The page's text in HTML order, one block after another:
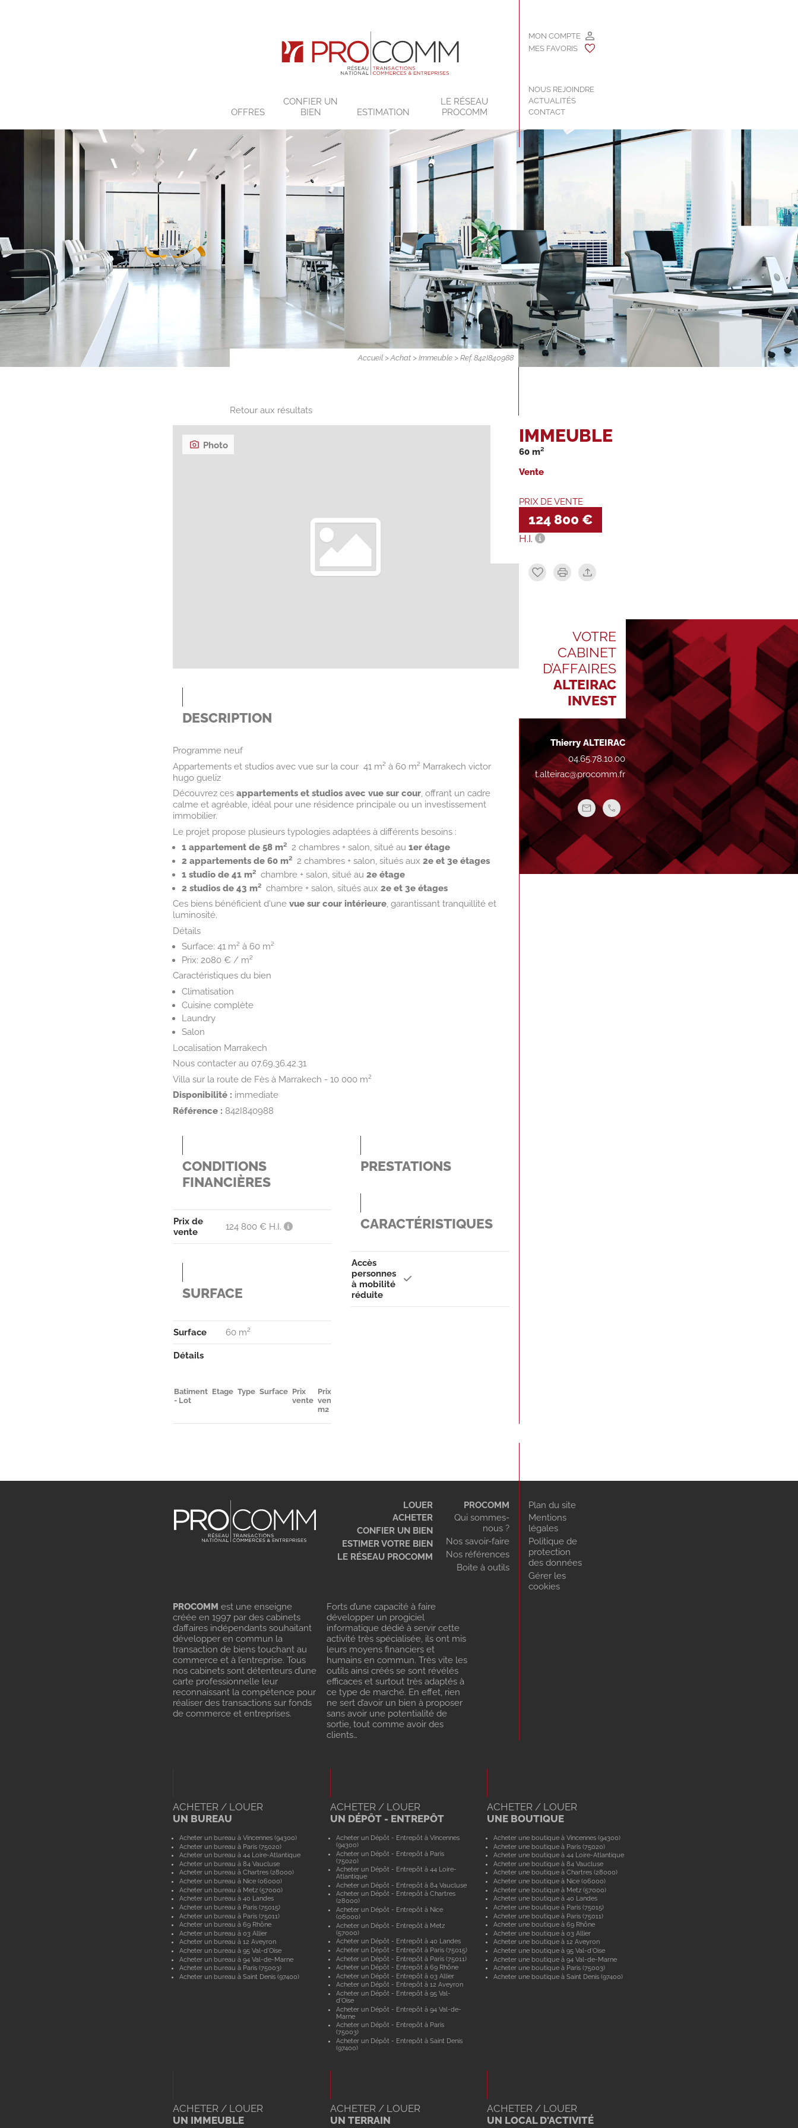
OFFRES
CONFIER UN
BIEN
ESTIMATION
LE RÉSEAU
PROCOMM
MON COMPTE
MES FAVORIS
NOUS REJOINDRE
ACTUALITÉS
CONTACT
Accueil >Achat >Immeuble > Ref. 842I840988
Retour aux résultats
Photo
DESCRIPTION
Programme neuf
Appartements et studios avec vue sur la cour  41 m² à 60 m² Marrakech victor
hugo gueliz
Découvrez cesappartements et studios avec vue sur cour, offrant un cadre
calme et agréable, idéal pour une résidence principale ou un investissement
immobilier.
Le projet propose plusieurs typologies adaptées à différents besoins :
1 appartement de 58 m²  2 chambres + salon, situé au1er étage
2 appartements de 60 m²  2 chambres + salon, situés aux2e et 3e étages
1 studio de 41 m²  chambre + salon, situé au2e étage
2 studios de 43 m²  chambre + salon, situés aux2e et 3e étages
Ces biens bénéficient d'unevue sur cour intérieure, garantissant tranquillité et
luminosité.
Détails
Surface: 41 m² à 60 m²
Prix: 2080 € / m²
Caractéristiques du bien
Climatisation
Cuisine complète
Laundry
Salon
Localisation Marrakech
Nous contacter au 07.69.36.42.31
Villa sur la route de Fès à Marrakech - 10 000 m²
Disponibilité : immediate
Référence : 842I840988
CONDITIONS
FINANCIÈRES
Prix de
vente
124 800 € H.I.
SURFACE
Surface 60 m²
Détails
Batiment
- Lot
Etage Type Surface Prix
vente
Prix
vente
m2
PRESTATIONS
CARACTÉRISTIQUES
Accès
personnes
à mobilité
réduite
IMMEUBLE
60 m²
Vente
PRIX DE VENTE
124 800 €
H.I.
VOTRE
CABINET
D’AFFAIRES
ALTEIRAC
INVEST
Thierry ALTEIRAC
04.65.78.10.00
t.alteirac@procomm.fr
LOUER
ACHETER
CONFIER UN BIEN
ESTIMER VOTRE BIEN
LE RÉSEAU PROCOMM
PROCOMM
Qui sommes-
nous ?
Nos savoir-faire
Nos références
Boite à outils
Plan du site
Mentions
légales
Politique de
protection
des données
Gérer les
cookies
PROCOMM est une enseigne
créée en 1997 par des cabinets
d’affaires indépendants souhaitant
développer en commun la
transaction de biens touchant au
commerce et à l’entreprise. Tous
nos cabinets sont détenteurs d’une
carte professionnelle leur
reconnaissant la compétence pour
réaliser des transactions sur fonds
de commerce et entreprises.
Forts d’une capacité à faire
développer un progiciel
informatique dédié à servir cette
activité très spécialisée, ils ont mis
leurs moyens financiers et
humains en commun. Très vite les
outils ainsi créés se sont révélés
efficaces et surtout très adaptés à
ce type de marché. En effet, rien
ne sert d’avoir un bien à proposer
sans avoir une potentialité de
sortie, tout comme avoir des
clients…
ACHETER / LOUER
UN BUREAU
Acheter un bureau à Vincennes (94300)
Acheter un bureau à Paris (75020)
Acheter un bureau à 44 Loire-Atlantique
Acheter un bureau à 84 Vaucluse
Acheter un bureau à Chartres (28000)
Acheter un bureau à Nice (06000)
Acheter un bureau à Metz (57000)
Acheter un bureau à 40 Landes
Acheter un bureau à Paris (75015)
Acheter un bureau à Paris (75011)
Acheter un bureau à 69 Rhône
Acheter un bureau à 03 Allier
Acheter un bureau à 12 Aveyron
Acheter un bureau à 95 Val-d'Oise
Acheter un bureau à 94 Val-de-Marne
Acheter un bureau à Paris (75003)
Acheter un bureau à Saint Denis (97400)
ACHETER / LOUER
UN DÉPÔT - ENTREPÔT
Acheter un Dépôt - Entrepôt à Vincennes
(94300)
Acheter un Dépôt - Entrepôt à Paris
(75020)
Acheter un Dépôt - Entrepôt à 44 Loire-
Atlantique
Acheter un Dépôt - Entrepôt à 84 Vaucluse
Acheter un Dépôt - Entrepôt à Chartres
(28000)
Acheter un Dépôt - Entrepôt à Nice
(06000)
Acheter un Dépôt - Entrepôt à Metz
(57000)
Acheter un Dépôt - Entrepôt à 40 Landes
Acheter un Dépôt - Entrepôt à Paris (75015)
Acheter un Dépôt - Entrepôt à Paris (75011)
Acheter un Dépôt - Entrepôt à 69 Rhône
Acheter un Dépôt - Entrepôt à 03 Allier
Acheter un Dépôt - Entrepôt à 12 Aveyron
Acheter un Dépôt - Entrepôt à 95 Val-
d'Oise
Acheter un Dépôt - Entrepôt à 94 Val-de-
Marne
Acheter un Dépôt - Entrepôt à Paris
(75003)
Acheter un Dépôt - Entrepôt à Saint Denis
(97400)
ACHETER / LOUER
UNE BOUTIQUE
Acheter une boutique à Vincennes (94300)
Acheter une boutique à Paris (75020)
Acheter une boutique à 44 Loire-Atlantique
Acheter une boutique à 84 Vaucluse
Acheter une boutique à Chartres (28000)
Acheter une boutique à Nice (06000)
Acheter une boutique à Metz (57000)
Acheter une boutique à 40 Landes
Acheter une boutique à Paris (75015)
Acheter une boutique à Paris (75011)
Acheter une boutique à 69 Rhône
Acheter une boutique à 03 Allier
Acheter une boutique à 12 Aveyron
Acheter une boutique à 95 Val-d'Oise
Acheter une boutique à 94 Val-de-Marne
Acheter une boutique à Paris (75003)
Acheter une boutique à Saint Denis (97400)
ACHETER / LOUER
UN IMMEUBLE
ACHETER / LOUER
UN TERRAIN
ACHETER / LOUER
UN LOCAL D'ACTIVITÉ